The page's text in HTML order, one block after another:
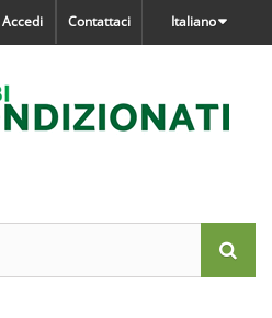
Italiano
Contattaci
Accedi